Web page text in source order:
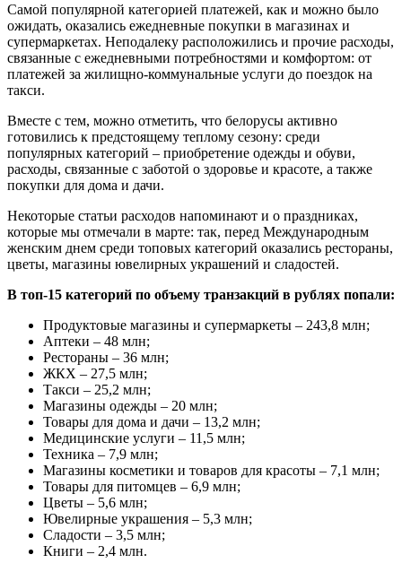
Самой популярной категорией платежей, как и можно было
ожидать, оказались ежедневные покупки в магазинах и
супермаркетах. Неподалеку расположились и прочие расходы,
связанные с ежедневными потребностями и комфортом: от
платежей за жилищно-коммунальные услуги до поездок на
такси.
Вместе с тем, можно отметить, что белорусы активно
готовились к предстоящему теплому сезону: среди
популярных категорий – приобретение одежды и обуви,
расходы, связанные с заботой о здоровье и красоте, а также
покупки для дома и дачи.
Некоторые статьи расходов напоминают и о праздниках,
которые мы отмечали в марте: так, перед Международным
женским днем среди топовых категорий оказались рестораны,
цветы, магазины ювелирных украшений и сладостей.
В топ-15 категорий по объему транзакций в рублях попали:
Продуктовые магазины и супермаркеты – 243,8 млн;
Аптеки – 48 млн;
Рестораны – 36 млн;
ЖКХ – 27,5 млн;
Такси – 25,2 млн;
Магазины одежды – 20 млн;
Товары для дома и дачи – 13,2 млн;
Медицинские услуги – 11,5 млн;
Техника – 7,9 млн;
Магазины косметики и товаров для красоты – 7,1 млн;
Товары для питомцев – 6,9 млн;
Цветы – 5,6 млн;
Ювелирные украшения – 5,3 млн;
Сладости – 3,5 млн;
Книги – 2,4 млн.